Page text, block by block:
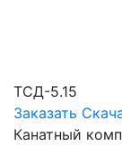
ТСД-5.15
Заказать
Канатный